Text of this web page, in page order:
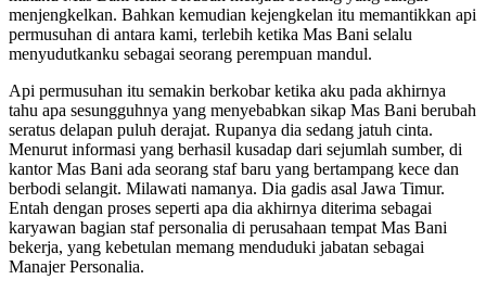
menjengkelkan. Bahkan kemudian kejengkelan itu memantikkan api
permusuhan di antara kami, terlebih ketika Mas Bani selalu
menyudutkanku sebagai seorang perempuan mandul.
Api permusuhan itu semakin berkobar ketika aku pada akhirnya
tahu apa sesungguhnya yang menyebabkan sikap Mas Bani berubah
seratus delapan puluh derajat. Rupanya dia sedang jatuh cinta.
Menurut informasi yang berhasil kusadap dari sejumlah sumber, di
kantor Mas Bani ada seorang staf baru yang bertampang kece dan
berbodi selangit. Milawati namanya. Dia gadis asal Jawa Timur.
Entah dengan proses seperti apa dia akhirnya diterima sebagai
karyawan bagian staf personalia di perusahaan tempat Mas Bani
bekerja, yang kebetulan memang menduduki jabatan sebagai
Manajer Personalia.